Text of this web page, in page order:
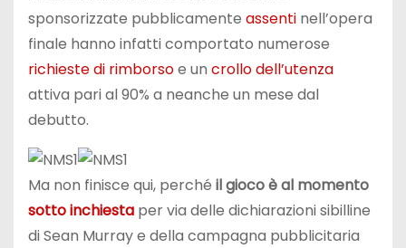
sponsorizzate pubblicamente assenti nell’opera
finale hanno infatti comportato numerose
richieste di rimborsoe un crollo dell’utenza
attiva pari al 90% a neanche un mese dal
debutto.
Ma non finisce qui, perché il gioco è al momento
sotto inchiesta per via delle dichiarazioni sibilline
di Sean Murray e della campagna pubblicitaria